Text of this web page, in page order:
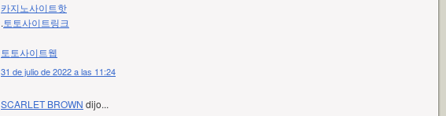
카지노사이트핫
.토토사이트링크
토토사이트웹
31 de julio de 2022 a las 11:24
SCARLET BROWN dijo...